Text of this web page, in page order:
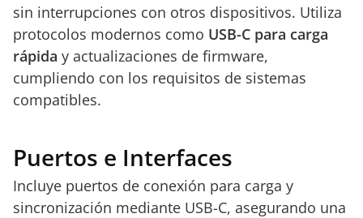
sin interrupciones con otros dispositivos. Utiliza
protocolos modernos como USB-C para carga
rápida y actualizaciones de firmware,
cumpliendo con los requisitos de sistemas
compatibles.
Puertos e Interfaces
Incluye puertos de conexión para carga y
sincronización mediante USB-C, asegurando una